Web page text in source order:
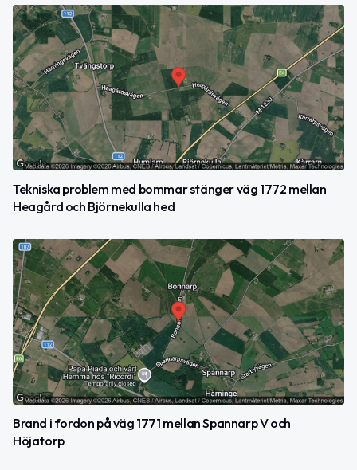
Tekniska problem med bommar stänger väg 1772 mellan
Heagård och Björnekulla hed
Brand i fordon på väg 1771 mellan Spannarp V och
Höjatorp